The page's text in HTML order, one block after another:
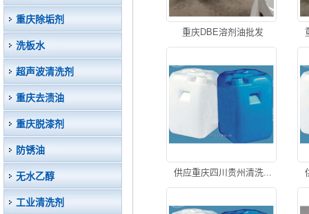
重庆除垢剂
洗板水
超声波清洗剂
重庆去渍油
重庆脱漆剂
防锈油
无水乙醇
工业清洗剂
重庆DBE溶剂油批发
供应重庆四川贵州清洗...